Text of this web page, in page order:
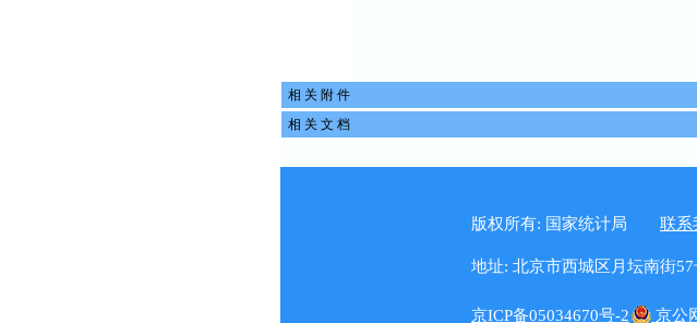
相 关 附 件
相 关 文 档
版权所有: 国家统计局 联系
地址: 北京市西城区月坛南街57
京ICP备05034670号-2 京公